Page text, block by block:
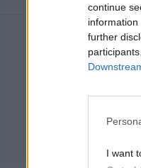
continue
further
I want